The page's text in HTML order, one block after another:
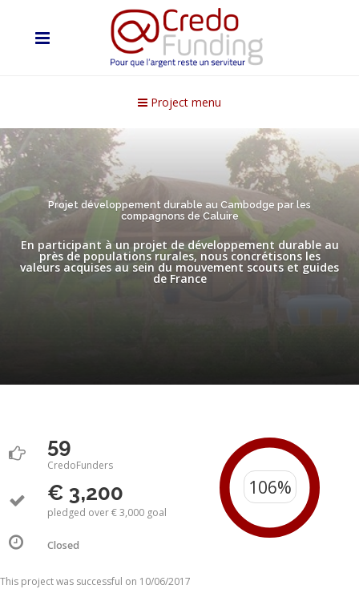
Project menu
Projet développement durable au Cambodge par les
compagnons de Caluire
En participant à un projet de développement durable au
près de populations rurales, nous concrétisons les
valeurs acquises au sein du mouvement scouts et guides
de France
59
CredoFunders
€ 3,200
pledged over € 3,000 goal
Closed
This project was successful on 10/06/2017